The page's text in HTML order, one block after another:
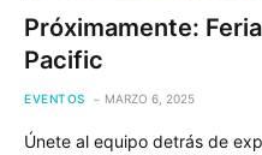
Próximamente:
Pacific
EVENTOS MARZO 6, 2025
Únete al equipo detrás de